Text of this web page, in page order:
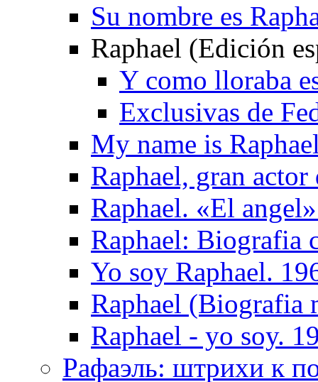
Su nombre es
Raphael (Edición
Y como lloraba
Exclusivas de
My name is
Raphael, gran
Raphael. «El
Raphael: Biografia
Yo soy Raphael.
Raphael (Biografia
Raphael - yo soy.
Рафаэль: штрихи к